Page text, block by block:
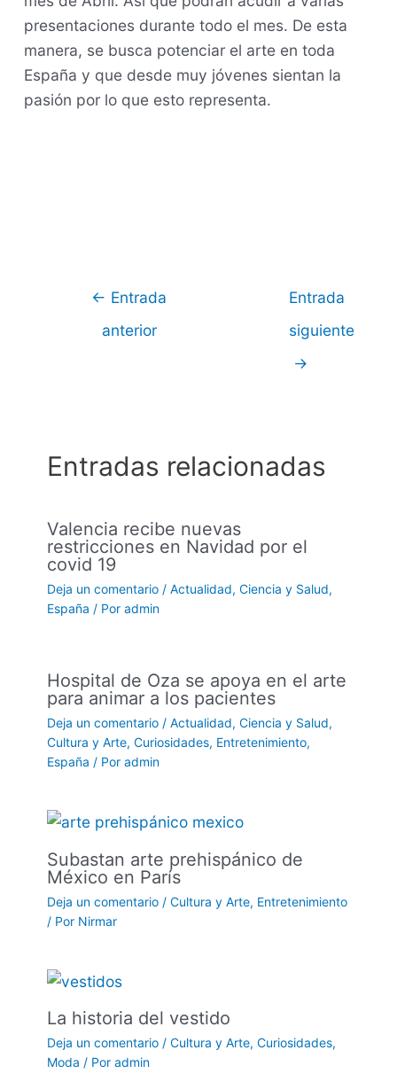
presentaciones durante todo el mes. De esta
manera, se busca potenciar el arte en toda
España y que desde muy jóvenes sientan la
pasión por lo que esto representa.
Navegación
entradas
← Entrada
anterior
Entrada
siguiente
→
Entradas relacionadas
Valencia recibe nuevas
restricciones en Navidad por el
covid 19
Deja un comentario / Actualidad, Ciencia y Salud,
España / Por admin
Hospital de Oza se apoya en el arte
para animar a los pacientes
Deja un comentario / Actualidad, Ciencia y Salud,
Cultura y Arte, Curiosidades, Entretenimiento,
España / Por admin
Subastan arte prehispánico de
México en París
Deja un comentario / Cultura y Arte, Entretenimiento
/ Por Nirmar
La historia del vestido
Deja un comentario / Cultura y Arte, Curiosidades,
Moda / Por admin